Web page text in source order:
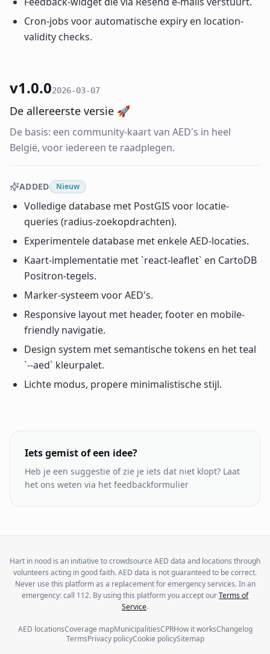
Cron-jobs voor automatische expiry en location-
validity checks.
v1.0.02026-03-07
De allereerste versie 🚀
De basis: een community-kaart van AED's in heel
België, voor iedereen te raadplegen.
ADDED Nieuw
Volledige database met PostGIS voor locatie-
queries (radius-zoekopdrachten).
Experimentele database met enkele AED-locaties.
Kaart-implementatie met `react-leaflet` en CartoDB
Positron-tegels.
Marker-systeem voor AED's.
Responsive layout met header, footer en mobile-
friendly navigatie.
Design system met semantische tokens en het teal
`--aed` kleurpalet.
Lichte modus, propere minimalistische stijl.
Iets gemist of een idee?
Heb je een suggestie of zie je iets dat niet klopt? Laat
het ons weten via het feedbackformulier
Hart in nood is an initiative to crowdsource AED data and locations through
volunteers acting in good faith. AED data is not guaranteed to be correct.
Never use this platform as a replacement for emergency services. In an
emergency: call 112. By using this platform you accept ourTerms of
Service.
AED locationsCoverage mapMunicipalitiesCPRHow it worksChangelog
TermsPrivacy policyCookie policySitemap